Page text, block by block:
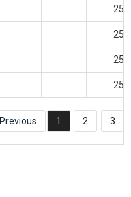
25
25
25
25
Previous 1 2 3